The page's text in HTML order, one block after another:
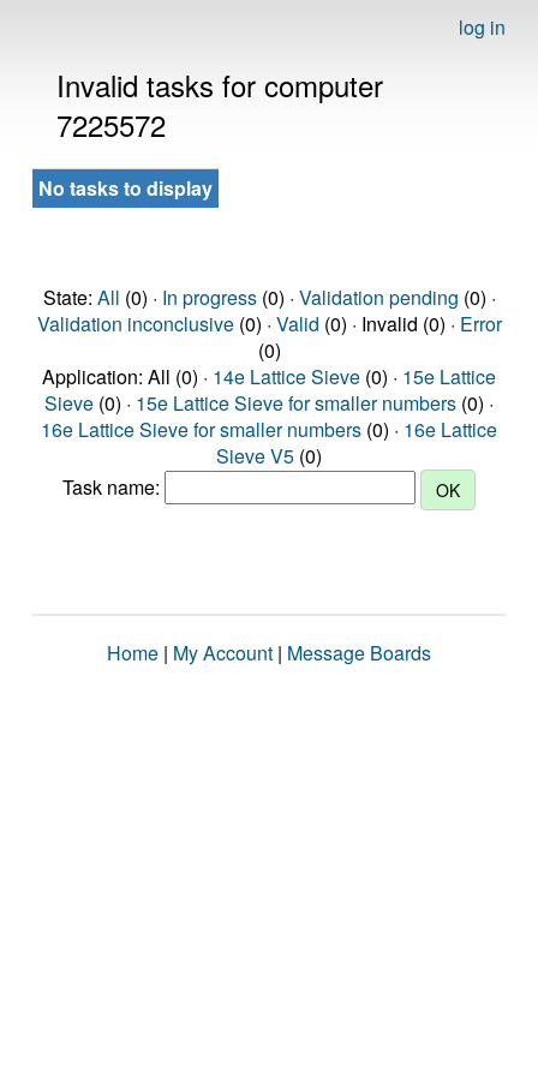
log in
Invalid tasks for computer
7225572
No tasks to display
State: All (0) · In progress(0) · Validation pending (0) ·
Validation inconclusive(0) · Valid (0) · Invalid (0) · Error
(0)
Application: All (0) · 14e Lattice Sieve (0) · 15e Lattice
Sieve (0) · 15e Lattice Sieve for smaller numbers (0) ·
16e Lattice Sieve for smaller numbers (0) · 16e Lattice
Sieve V5 (0)
Task name:
Home | My Account | Message Boards